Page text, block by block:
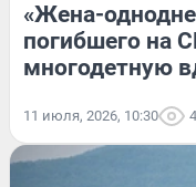
«Жена-
погибшего на
многодетную
11 июля, 2026, 10:30